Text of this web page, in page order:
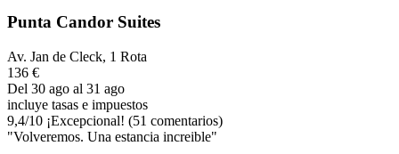
Punta Candor Suites
Av. Jan de Cleck, 1 Rota
136 €
Del 30 ago al 31 ago
incluye tasas e impuestos
9,4/10 ¡Excepcional! (51 comentarios)
"Volveremos. Una estancia increible"